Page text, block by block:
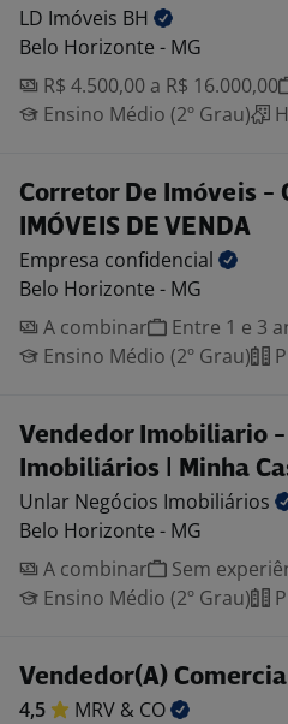
LD Imóveis BH
Belo Horizonte - MG
R$ 4.500,00 a R$ 16.000,00
Ensino Médio (2º Grau)
Corretor De Imóveis -
IMÓVEIS DE VENDA
Empresa confidencial
Belo Horizonte - MG
A combinar
Entre 1 e 3
Ensino Médio (2º Grau)
Vendedor Imobiliario
Imobiliários | Minha
Unlar Negócios Imobiliários
Belo Horizonte - MG
A combinar
Sem
Ensino Médio (2º Grau)
Vendedor(A)
4,5 MRV & CO